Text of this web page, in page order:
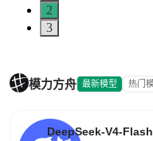
2
3
模力方舟 最新模型 热门
DeepSeek-V4-